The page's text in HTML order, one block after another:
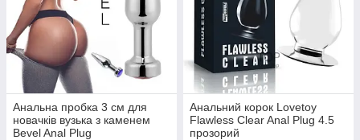
Анальна пробка 3 см для
новачків вузька з каменем
Bevel Anal Plug
Анальний корок Lovetoy
Flawless Clear Anal Plug 4.5
прозорий